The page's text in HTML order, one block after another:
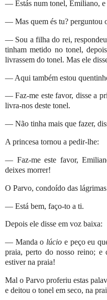
— Estás num tonel, Emiliano, e
— Mas quem és tu? perguntou
— Sou a filha do rei,
tinham metido no tonel,
livrassem do tonel. Mas ele
— Aqui também estou
— Faz-me este favor, disse a
livra-nos deste tonel.
— Não tinha mais que fazer,
A princesa tornou a pedir-lhe:
— Faz-me este favor,
deixes morrer!
O Parvo, condoído das
— Está bem, faço-to a ti.
Depois ele disse em voz baixa:
— Manda o lúcio e peço eu
praia, perto do nosso reino; e
estiver na praia!
Mal o Parvo proferiu estas
e deitou o tonel em seco, na